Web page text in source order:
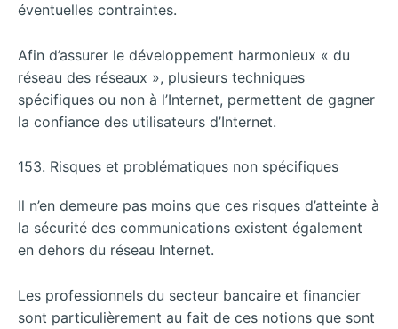
éventuelles contraintes.
Afin d’assurer le développement harmonieux « du
réseau des réseaux », plusieurs techniques
spécifiques ou non à l’Internet, permettent de gagner
la confiance des utilisateurs d’Internet.
153. Risques et problématiques non spécifiques
Il n’en demeure pas moins que ces risques d’atteinte à
la sécurité des communications existent également
en dehors du réseau Internet.
Les professionnels du secteur bancaire et financier
sont particulièrement au fait de ces notions que sont